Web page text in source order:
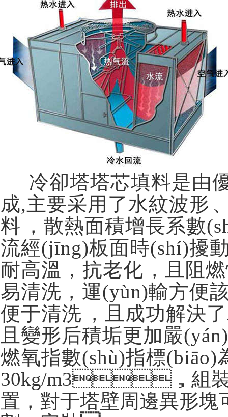
冷卻塔塔芯填料是由
成,主要采用了水紋波形
料，散熱面積增長系數
流經(jīng)板面時(shí)擾動
耐高溫，抗老化，且阻
易清洗，運(yùn)輸方便該
便于清洗，且成功解
且變形后積垢更加嚴(yán)
燃氧指數(shù)指標(biāo)
30kg/m3，組
置，對于塔壁周邊異形